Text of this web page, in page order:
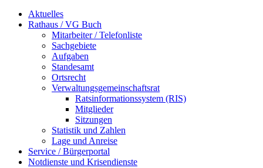
Aktuelles
Rathaus / VG Buch
Mitarbeiter / Telefonliste
Sachgebiete
Aufgaben
Standesamt
Ortsrecht
Verwaltungsgemeinschaftsrat
Ratsinformationssystem (RIS)
Mitglieder
Sitzungen
Statistik und Zahlen
Lage und Anreise
Service / Bürgerportal
Notdienste und Krisendienste